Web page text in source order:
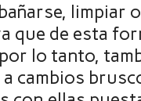
limpiar
que de esta
lo tanto,
cambios